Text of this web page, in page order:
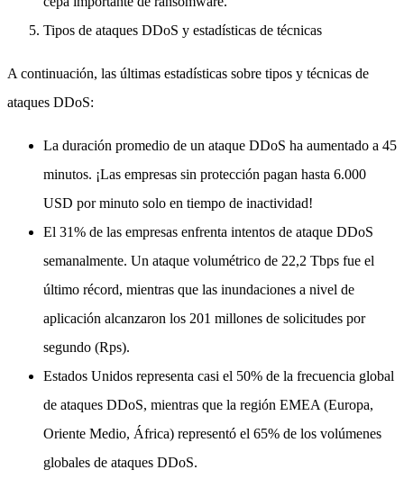
Tipos de ataques DDoS y estadísticas de técnicas
A continuación, las últimas estadísticas sobre tipos y técnicas de
ataques DDoS:
La duración promedio de un ataque DDoS ha aumentado a 45
minutos. ¡Las empresas sin protección pagan hasta 6.000
USD por minuto solo en tiempo de inactividad!
El 31% de las empresas enfrenta intentos de ataque DDoS
semanalmente. Un ataque volumétrico de 22,2 Tbps fue el
último récord, mientras que las inundaciones a nivel de
aplicación alcanzaron los 201 millones de solicitudes por
segundo (Rps).
Estados Unidos representa casi el 50% de la frecuencia global
de ataques DDoS, mientras que la región EMEA (Europa,
Oriente Medio, África) representó el 65% de los volúmenes
globales de ataques DDoS.